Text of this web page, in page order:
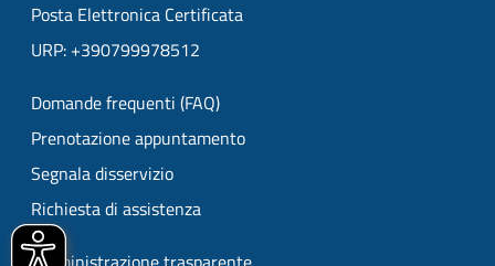
Posta Elettronica Certificata
URP: +390799978512
Domande frequenti (FAQ)
Prenotazione appuntamento
Segnala disservizio
Richiesta di assistenza